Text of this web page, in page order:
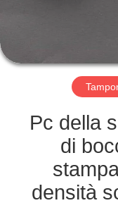
DELLA
QUALITÀ
NOTIZIE
Pc della
di
densità